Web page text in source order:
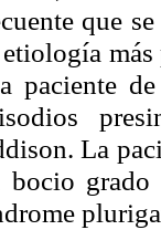
que
paciente
La
bocio